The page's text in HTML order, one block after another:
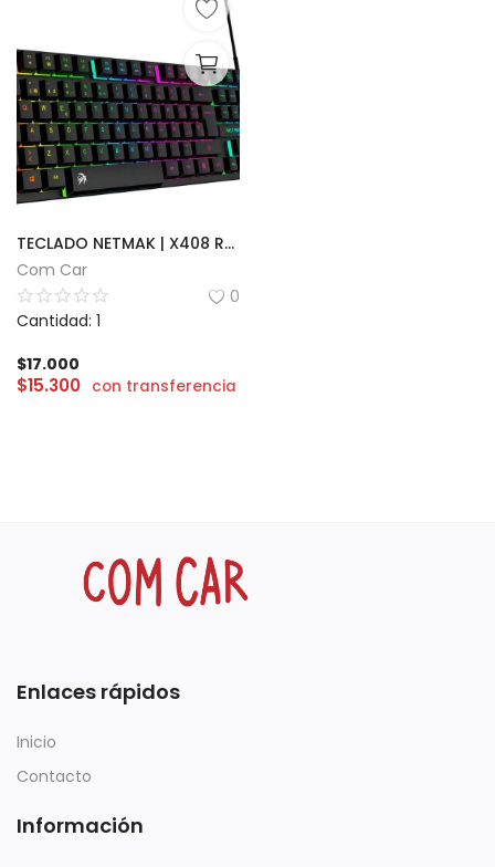
TECLADO NETMAK | X408 RGB
Com Car
0
Cantidad: 1
$17.000
$15.300 con transferencia
Enlaces rápidos
Inicio
Contacto
Información